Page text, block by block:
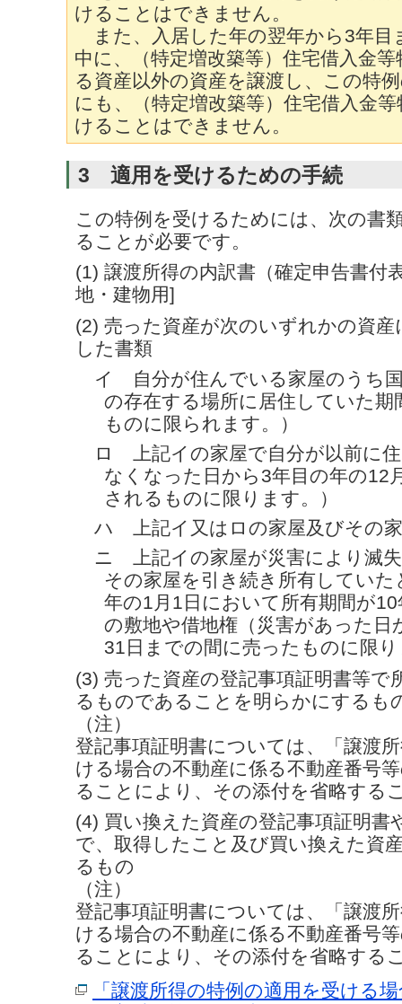
けることはできません。
また、入居した年の翌年から3年目
中に、（特定増改築等）住宅借入金
る資産以外の資産を譲渡し、この特
にも、
（特定増改築等）住宅借入金等
けることはできません。
3 適用を受けるための手続
この特例を受けるためには、次の書
ることが必要です。
(1) 譲渡所得の内訳書（確定申告書付
地・建物用]
(2) 売った資産が次のいずれかの資
した書類
イ 自分が住んでいる家屋のうち
の存在する場所に居住していた期
ものに限られます。）
ロ 上記イの家屋で自分が以前に
なくなった日から3年目の年の12
されるものに限ります。）
ハ 上記イ又はロの家屋及びその家
ニ 上記イの家屋が災害により滅
その家屋を引き続き所有してい
年の1月1日において所有期間が
の敷地や借地権（災害があった日
31日までの間に売ったものに限
(3) 売った資産の登記事項証明書等で
るものであることを明らかにするも
（注）
登記事項証明書については、「譲渡
ける場合の不動産に係る不動産番号
ることにより、その添付を省略する
(4) 買い換えた資産の登記事項証明書
で、取得したこと及び買い換えた資
るもの
（注）
登記事項証明書については、「譲渡
ける場合の不動産に係る不動産番号
ることにより、その添付を省略する
「譲渡所得の特例の適用を受ける